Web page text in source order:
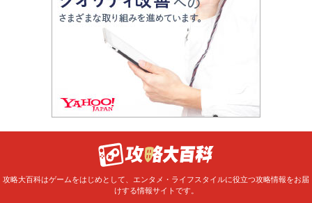
攻略大百科はゲームをはじめとして、エンタメ・ライフスタイルに役立つ攻略情報をお届
けする情報サイトです。